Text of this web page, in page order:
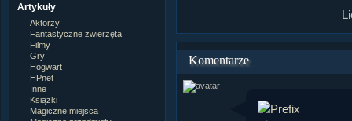
Artykuły
Aktorzy
Fantastyczne zwierzęta
Filmy
Gry
Hogwart
HPnet
Inne
Książki
Magiczne miejsca
Komentarze